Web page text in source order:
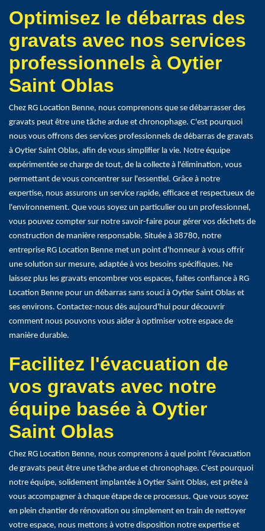
Optimisez le débarras des
gravats avec nos services
professionnels à Oytier
Saint Oblas
Chez RG Location Benne, nous comprenons que se débarrasser des
gravats peut être une tâche ardue et chronophage. C'est pourquoi
nous vous offrons des services professionnels de débarras de gravats
à Oytier Saint Oblas, afin de vous simplifier la vie. Notre équipe
expérimentée se charge de tout, de la collecte à l'élimination, vous
permettant de vous concentrer sur l'essentiel. Grâce à notre
expertise, nous assurons un service rapide, efficace et respectueux de
l'environnement. Que vous soyez un particulier ou un professionnel,
vous pouvez compter sur notre savoir-faire pour gérer vos déchets de
construction de manière responsable. Située à 38780, notre
entreprise RG Location Benne met un point d'honneur à vous offrir
une solution sur mesure, adaptée à vos besoins spécifiques. Ne
laissez plus les gravats encombrer vos espaces, faites confiance à RG
Location Benne pour un débarras sans souci à Oytier Saint Oblas et
ses environs. Contactez-nous dès aujourd'hui pour découvrir
comment nous pouvons vous aider à optimiser votre espace de
manière durable.
Facilitez l'évacuation de
vos gravats avec notre
équipe basée à Oytier
Saint Oblas
Chez RG Location Benne, nous comprenons à quel point l'évacuation
de gravats peut être une tâche ardue et chronophage. C'est pourquoi
notre équipe, solidement implantée à Oytier Saint Oblas, est prête à
vous accompagner à chaque étape de ce processus. Que vous soyez
en plein chantier de rénovation ou simplement en train de nettoyer
votre espace, nous mettons à votre disposition notre expertise et